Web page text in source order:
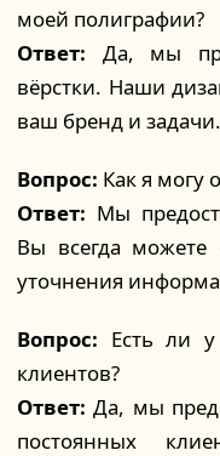
моей полиграфии?
Ответ: Да, мы
вёрстки. Наши
ваш бренд и
Вопрос: Как я могу
Ответ: Мы
Вы всегда можете
уточнения
Вопрос: Есть ли
клиентов?
Ответ: Да, мы
постоянных